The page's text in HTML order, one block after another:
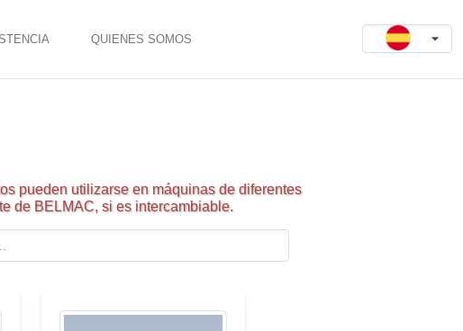
QUIENES SOMOS
pueden utilizarse en máquinas de diferentes
de BELMAC, si es intercambiable.